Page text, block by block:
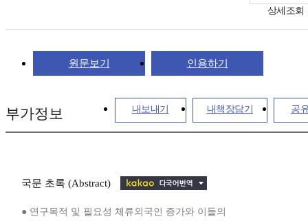
상세조회
원문보기 인용하기
내보내기 내책장담기 공
부가정보
국문 초록 (Abstract)
● 연구목적 및 필요성 체류외국인 증가와 이들의